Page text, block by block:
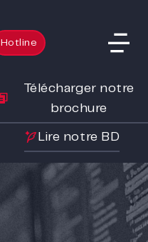
Hotline
Télécharger notre
brochure
Lire notre BD